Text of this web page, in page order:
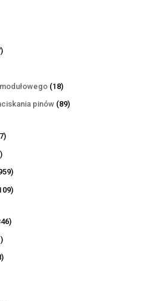
17
1818
produktów
pinów 8989
147
55
produktów
959
produktów
109
346
51
produktów
8